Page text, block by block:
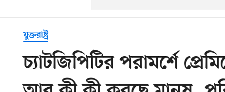
যুক্তরাষ্ট্র
চ্যাটজিপিটির পরামর্শে